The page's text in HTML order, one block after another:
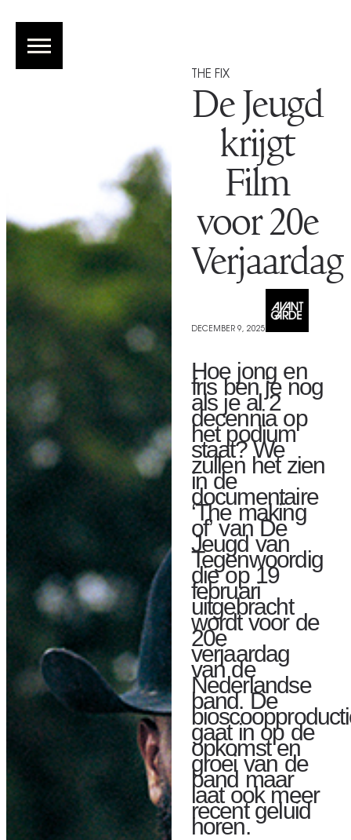
THE FIX
De Jeugd
krijgt
Film
voor 20e
Verjaardag
DECEMBER 9, 2025
Hoe jong en
fris ben je nog
als je al 2
decennia op
het podium
staat? We
zullen het zien
in de
documentaire
‘The making
of’ van De
Jeugd van
Tegenwoordig
die op 19
februari
uitgebracht
wordt voor de
20e
verjaardag
van de
Nederlandse
band. De
gaat in op de
opkomst en
groei van de
band maar
laat ook meer
recent geluid
horen.